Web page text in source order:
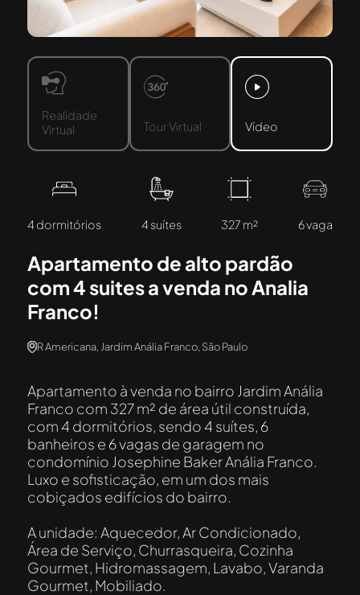
Realidade
Virtual
Tour Virtual Vídeo
4 dormitórios 4 suítes 327 m² 6 vaga
Apartamento de alto pardão
com 4 suites a venda no Analia
Franco!
R Americana, Jardim Anália Franco, São Paulo
Apartamento à venda no bairro Jardim Anália
Franco com 327 m² de área útil construída,
com 4 dormitórios, sendo 4 suítes, 6
banheiros e 6 vagas de garagem no
condomínio Josephine Baker Anália Franco.
Luxo e sofisticação, em um dos mais
cobiçados edifícios do bairro.
A unidade: Aquecedor, Ar Condicionado,
Área de Serviço, Churrasqueira, Cozinha
Gourmet, Hidromassagem, Lavabo, Varanda
Gourmet, Mobiliado.